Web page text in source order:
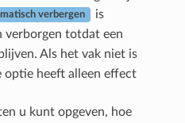
verbergen
is
verborgen totdat een
Als het vak niet is
optie heeft alleen effect
u kunt opgeven, hoe